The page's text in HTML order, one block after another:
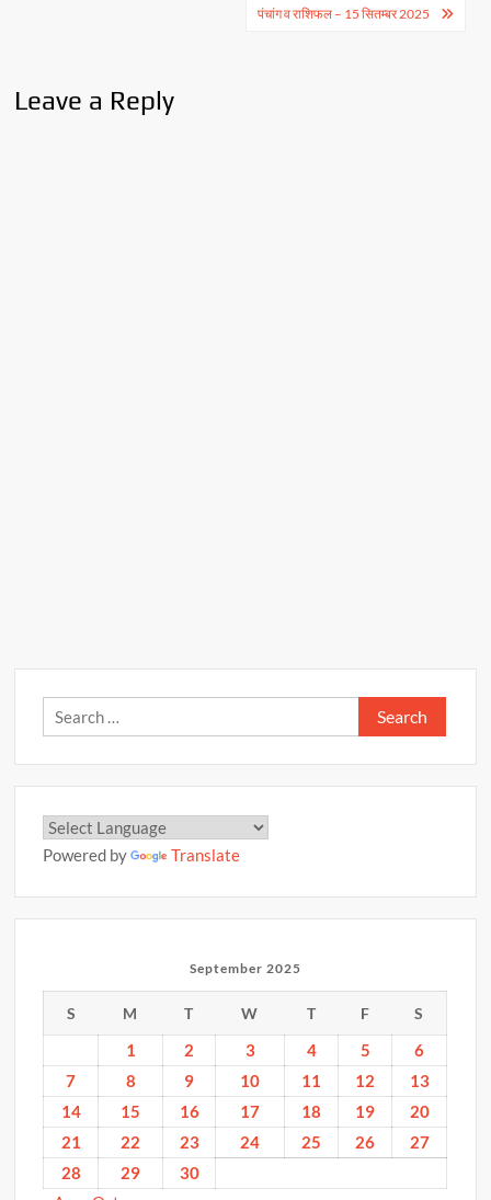
पंचांग व राशिफल – 15 सितम्बर 2025
Leave a Reply
Search
for:
Powered by Translate
September 2025
S M T W T F S
1 2 3 4 5
6
7
8 9 10 11 12
13
14
15 16 17 18 19
20
21
22 23 24 25 26
27
28
29
30